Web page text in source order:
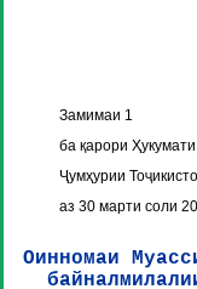
Замимаи 1
ба қарори Ҳукумати
Ҷумҳурии
аз 30 марти соли
Оинномаи